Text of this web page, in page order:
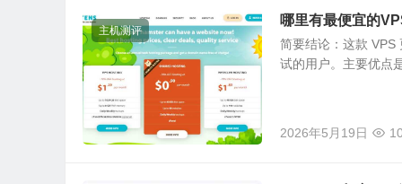
主机测评
哪里有最便宜的
简要结论：这款 VPS
试的用户。主要优点
2026年5月19日